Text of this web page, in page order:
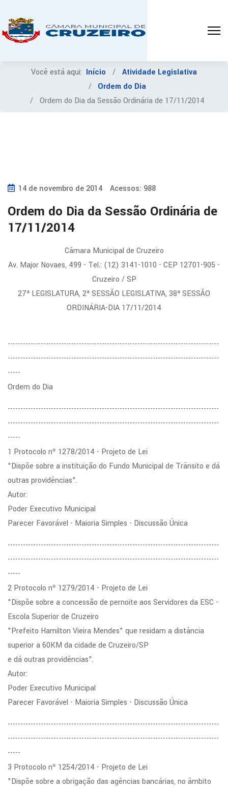
Você está aqui: Início
Atividade Legislativa
Ordem do Dia
Ordem do Dia da Sessão Ordinária de 17/11/2014
14 de novembro de 2014 Acessos: 988
Ordem do Dia da Sessão Ordinária de
17/11/2014
Câmara Municipal de Cruzeiro
Av. Major Novaes, 499 - Tel.: (12) 3141-1010 - CEP 12701-905 -
Cruzeiro / SP
27ª LEGISLATURA, 2ª SESSÃO LEGISLATIVA, 38ª SESSÃO
ORDINÁRIA-DIA 17/11/2014
-----------------------------------------------------------------------------------
-----------------------------------------------------------------------------------
-----
Ordem do Dia
-----------------------------------------------------------------------------------
-----------------------------------------------------------------------------------
-----
1 Protocolo nº 1278/2014 - Projeto de Lei
"Dispõe sobre a instituição do Fundo Municipal de Trânsito e dá
outras providências".
Autor:
Poder Executivo Municipal
Parecer Favorável - Maioria Simples - Discussão Única
-----------------------------------------------------------------------------------
-----------------------------------------------------------------------------------
-----
2 Protocolo nº 1279/2014 - Projeto de Lei
"Dispõe sobre a concessão de pernoite aos Servidores da ESC -
Escola Superior de Cruzeiro
"Prefeito Hamilton Vieira Mendes" que residam a distância
superior a 60KM da cidade de Cruzeiro/SP
e dá outras providências".
Autor:
Poder Executivo Municipal
Parecer Favorável - Maioria Simples - Discussão Única
-----------------------------------------------------------------------------------
-----------------------------------------------------------------------------------
-----
3 Protocolo nº 1254/2014 - Projeto de Lei
"Dispõe sobre a obrigação das agências bancárias, no âmbito